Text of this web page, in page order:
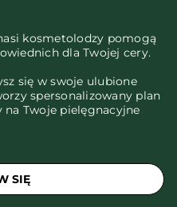
kosmetolodzy pomogą
dla Twojej cery.
się w swoje ulubione
spersonalizowany plan
Twoje pielęgnacyjne
SIĘ